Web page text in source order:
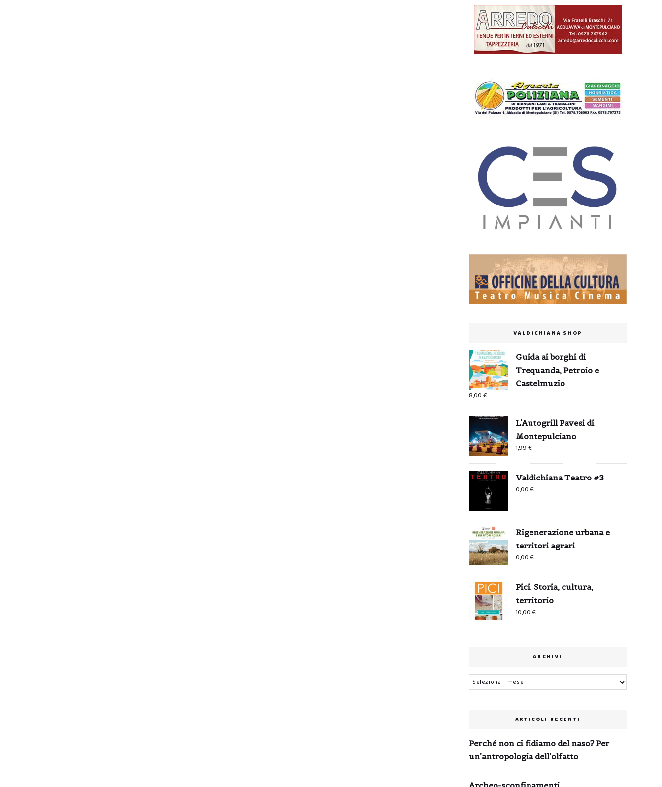
VALDICHIANA SHOP
Guida ai borghi di
Trequanda, Petroio e
Castelmuzio
8,00€
L'Autogrill Pavesi di
Montepulciano
1,99€
Valdichiana Teatro #3
0,00€
Rigenerazione urbana e
territori agrari
0,00€
Pici. Storia, cultura,
territorio
10,00€
ARCHIVI
Archivi
ARTICOLI RECENTI
Perché non ci fidiamo del naso? Per
un’antropologia dell’olfatto
Archeo-sconfinamenti